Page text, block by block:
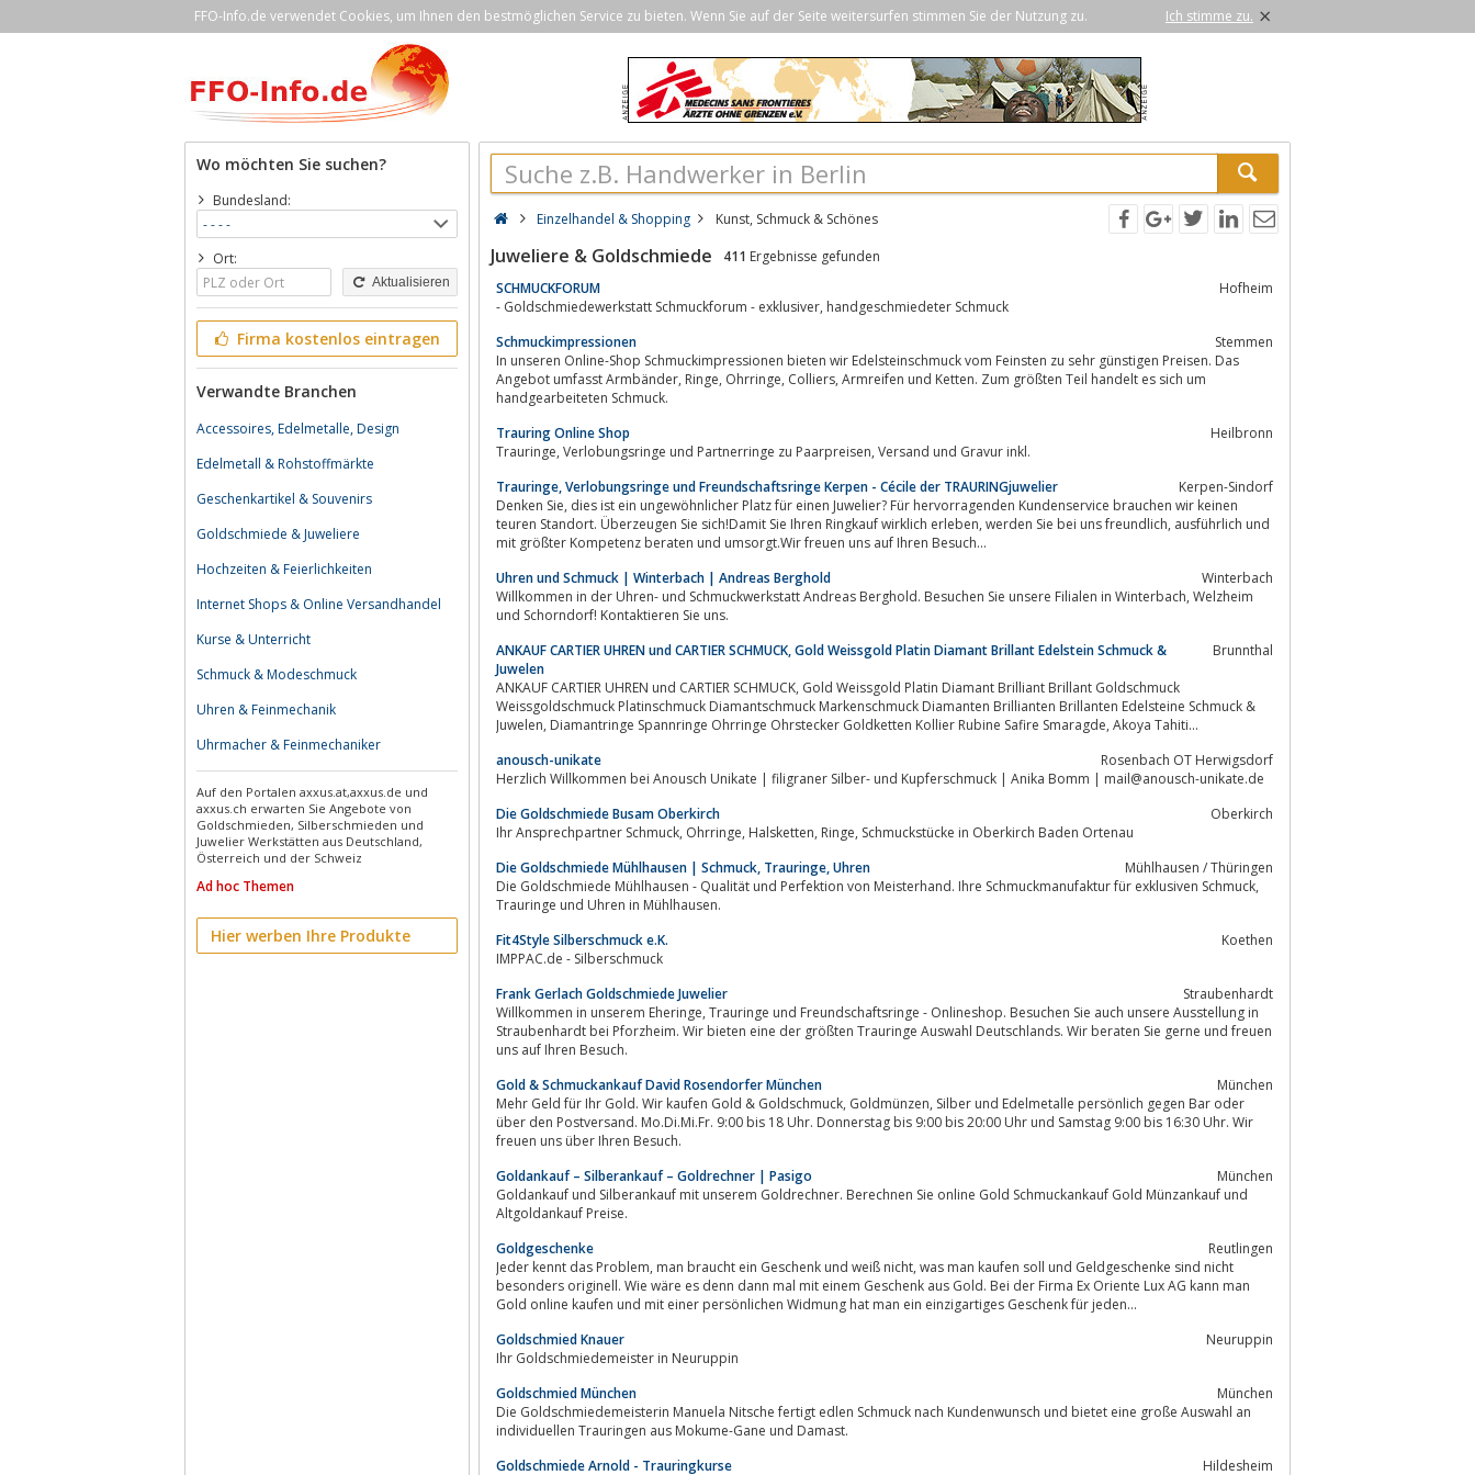
FFO-Info.de verwendet Cookies, um Ihnen den bestmöglichen Service zu bieten. Wenn Sie auf der Seite weitersurfen stimmen Sie der Nutzung zu. Ich stimme zu. ×
Wo möchten Sie suchen?
Bundesland:
Ort:
Aktualisieren
Firma kostenlos eintragen
Verwandte Branchen
Accessoires, Edelmetalle, Design
Edelmetall & Rohstoffmärkte
Geschenkartikel & Souvenirs
Goldschmiede & Juweliere
Hochzeiten & Feierlichkeiten
Internet Shops & Online Versandhandel
Kurse & Unterricht
Schmuck & Modeschmuck
Uhren & Feinmechanik
Uhrmacher & Feinmechaniker
Auf den Portalen axxus.at,axxus.de und
axxus.ch erwarten Sie Angebote von
Goldschmieden, Silberschmieden und
Juwelier Werkstätten aus Deutschland,
Österreich und der Schweiz
Ad hoc Themen
Hier werben Ihre Produkte
Einzelhandel & Shopping Kunst, Schmuck & Schönes
Juweliere & Goldschmiede 411 Ergebnisse gefunden
SCHMUCKFORUM
Hofheim
- Goldschmiedewerkstatt Schmuckforum - exklusiver, handgeschmiedeter Schmuck
Schmuckimpressionen
Stemmen
In unseren Online-Shop Schmuckimpressionen bieten wir Edelsteinschmuck vom Feinsten zu sehr günstigen Preisen. Das
Angebot umfasst Armbänder, Ringe, Ohrringe, Colliers, Armreifen und Ketten. Zum größten Teil handelt es sich um
handgearbeiteten Schmuck.
Trauring Online Shop
Heilbronn
Trauringe, Verlobungsringe und Partnerringe zu Paarpreisen, Versand und Gravur inkl.
Trauringe, Verlobungsringe und Freundschaftsringe Kerpen - Cécile der TRAURINGjuwelier
Kerpen-Sindorf
Denken Sie, dies ist ein ungewöhnlicher Platz für einen Juwelier? Für hervorragenden Kundenservice brauchen wir keinen
teuren Standort. Überzeugen Sie sich!Damit Sie Ihren Ringkauf wirklich erleben, werden Sie bei uns freundlich, ausführlich und
mit größter Kompetenz beraten und umsorgt.Wir freuen uns auf Ihren Besuch...
Uhren und Schmuck | Winterbach | Andreas Berghold
Winterbach
Willkommen in der Uhren- und Schmuckwerkstatt Andreas Berghold. Besuchen Sie unsere Filialen in Winterbach, Welzheim
und Schorndorf! Kontaktieren Sie uns.
ANKAUF CARTIER UHREN und CARTIER SCHMUCK, Gold Weissgold Platin Diamant Brillant Edelstein Schmuck &
Juwelen
Brunnthal
ANKAUF CARTIER UHREN und CARTIER SCHMUCK, Gold Weissgold Platin Diamant Brilliant Brillant Goldschmuck
Weissgoldschmuck Platinschmuck Diamantschmuck Markenschmuck Diamanten Brillianten Brillanten Edelsteine Schmuck &
Juwelen, Diamantringe Spannringe Ohrringe Ohrstecker Goldketten Kollier Rubine Safire Smaragde, Akoya Tahiti...
anousch-unikate
Rosenbach OT Herwigsdorf
Herzlich Willkommen bei Anousch Unikate | filigraner Silber- und Kupferschmuck | Anika Bomm | mail@anousch-unikate.de
Die Goldschmiede Busam Oberkirch
Oberkirch
Ihr Ansprechpartner Schmuck, Ohrringe, Halsketten, Ringe, Schmuckstücke in Oberkirch Baden Ortenau
Die Goldschmiede Mühlhausen | Schmuck, Trauringe, Uhren
Mühlhausen / Thüringen
Die Goldschmiede Mühlhausen - Qualität und Perfektion von Meisterhand. Ihre Schmuckmanufaktur für exklusiven Schmuck,
Trauringe und Uhren in Mühlhausen.
Fit4Style Silberschmuck e.K.
Koethen
IMPPAC.de - Silberschmuck
Frank Gerlach Goldschmiede Juwelier
Straubenhardt
Willkommen in unserem Eheringe, Trauringe und Freundschaftsringe - Onlineshop. Besuchen Sie auch unsere Ausstellung in
Straubenhardt bei Pforzheim. Wir bieten eine der größten Trauringe Auswahl Deutschlands. Wir beraten Sie gerne und freuen
uns auf Ihren Besuch.
Gold & Schmuckankauf David Rosendorfer München
München
Mehr Geld für Ihr Gold. Wir kaufen Gold & Goldschmuck, Goldmünzen, Silber und Edelmetalle persönlich gegen Bar oder
über den Postversand. Mo.Di.Mi.Fr. 9:00 bis 18 Uhr. Donnerstag bis 9:00 bis 20:00 Uhr und Samstag 9:00 bis 16:30 Uhr. Wir
freuen uns über Ihren Besuch.
Goldankauf – Silberankauf – Goldrechner | Pasigo
München
Goldankauf und Silberankauf mit unserem Goldrechner. Berechnen Sie online Gold Schmuckankauf Gold Münzankauf und
Altgoldankauf Preise.
Goldgeschenke
Reutlingen
Jeder kennt das Problem, man braucht ein Geschenk und weiß nicht, was man kaufen soll und Geldgeschenke sind nicht
besonders originell. Wie wäre es denn dann mal mit einem Geschenk aus Gold. Bei der Firma Ex Oriente Lux AG kann man
Gold online kaufen und mit einer persönlichen Widmung hat man ein einzigartiges Geschenk für jeden...
Goldschmied Knauer
Neuruppin
Ihr Goldschmiedemeister in Neuruppin
Goldschmied München
München
Die Goldschmiedemeisterin Manuela Nitsche fertigt edlen Schmuck nach Kundenwunsch und bietet eine große Auswahl an
individuellen Trauringen aus Mokume-Gane und Damast.
Goldschmiede Arnold - Trauringkurse
Hildesheim